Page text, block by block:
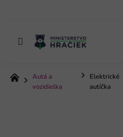
DomovAutá a
vozidielka
Elektrické
autíčka